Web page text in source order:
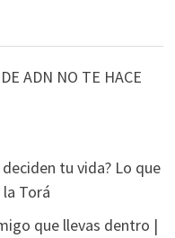
ADN NO TE HACE
tu vida? Lo que
Torá
que llevas dentro |